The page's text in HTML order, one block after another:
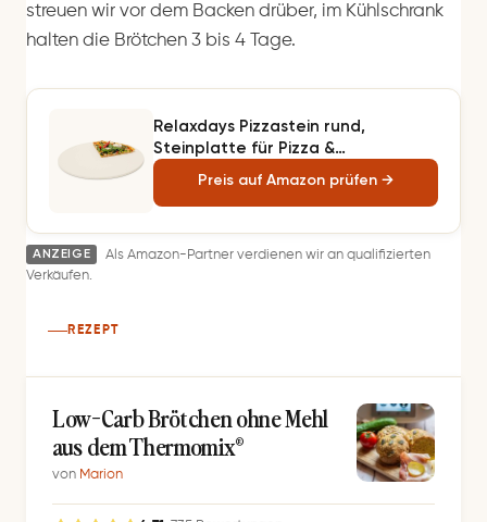
streuen wir vor dem Backen drüber, im Kühlschrank
halten die Brötchen 3 bis 4 Tage.
Relaxdays Pizzastein rund,
Steinplatte für Pizza &
Flammkuchen, Backstein für Ofen &
Grill, Cordierit, 33 cm Ø,
Preis auf Amazon prüfen →
ANZEIGE
Als Amazon-Partner verdienen wir an qualifizierten
Verkäufen.
REZEPT
Low-Carb Brötchen ohne Mehl
aus dem Thermomix®
von Marion